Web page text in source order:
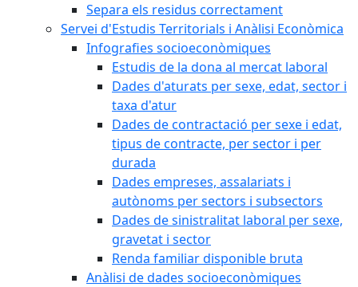
Separa els residus correctament
Servei d'Estudis Territorials i Anàlisi Econòmica
Infografies socioeconòmiques
Estudis de la dona al mercat laboral
Dades d'aturats per sexe, edat, sector i
taxa d'atur
Dades de contractació per sexe i edat,
tipus de contracte, per sector i per
durada
Dades empreses, assalariats i
autònoms per sectors i subsectors
Dades de sinistralitat laboral per sexe,
gravetat i sector
Renda familiar disponible bruta
Anàlisi de dades socioeconòmiques